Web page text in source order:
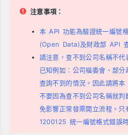
注意事項：
本 API 功能為驗證統一編號
(Open Data)及財政部 API
請注意，查不到公司名稱不
已知例如：公司福委會、部
查詢不到的情況。因此請將
不要因為查不到公司名稱就
免影響正常發票開立流程。只
1200125 統一編號格式錯誤